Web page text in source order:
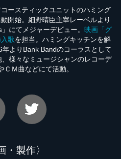
ースティックユニットのハミング
開始。細野晴臣主宰レーベルより
にてメジャーデビュー。 映画「グ
歌を担当。ハミングキッチンを解
よりBank Bandのコーラスとして
様々なミュージシャンのレコーデ
ＣＭ曲などにて活動。
・製作〉